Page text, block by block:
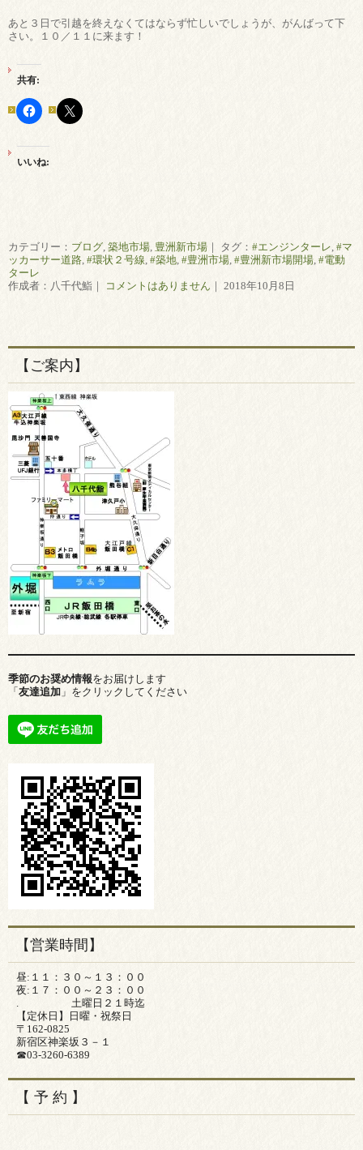
あと３日で引越を終えなくてはならず忙しいでしょうが、がんばって下
さい。１０／１１に来ます！
共有:
いいね:
カテゴリー： ブログ, 築地市場, 豊洲新市場 ｜ タグ： #エンジンターレ, #マ
ッカーサー道路, #環状２号線, #築地, #豊洲市場, #豊洲新市場開場, #電動
ターレ
作成者：八千代鮨｜
コメントはありません ｜ 2018年10月8日
【ご案内】
季節のお奨め情報をお届けします
「 友達追加 」をクリックしてください
【営業時間】
昼:１１：３０～１３：００
夜:１７：００～２３：００
. 土曜日２１時迄
【定休日】日曜・祝祭日
〒162-0825
新宿区神楽坂３－１
☎03-3260-6389
【 予 約 】